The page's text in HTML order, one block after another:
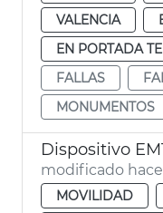
VALENCIA
EN PORTADA
FALLAS
MONUMENTOS
Dispositivo
modificado
MOVILIDAD